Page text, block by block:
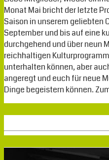
Monat Mai bricht der letzte
Saison in unserem geliebten
September und bis auf eine
durchgehend und über neun
reichhaltigen
unterhalten können, aber
angeregt und euch für neue
Dinge begeistern können.